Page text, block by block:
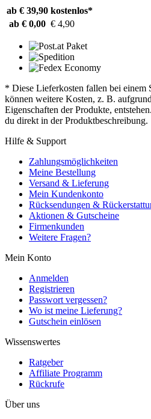
ab € 39,90 kostenlos*
ab € 0,00 € 4,90
* Diese Lieferkosten fallen bei einem
können weitere Kosten, z. B.
Eigenschaften der Produkte,
du direkt in der Produktbeschreibung.
Hilfe & Support
Zahlungsmöglichkeiten
Meine Bestellung
Versand & Lieferung
Mein Kundenkonto
Rücksendungen &
Aktionen & Gutscheine
Firmenkunden
Weitere Fragen?
Mein Konto
Anmelden
Registrieren
Passwort vergessen?
Wo ist meine Lieferung?
Gutschein einlösen
Wissenswertes
Ratgeber
Affiliate Programm
Rückrufe
Über uns